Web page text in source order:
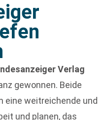
Verlag
gewonnen. Beide
eine weitreichende und
und planen, das